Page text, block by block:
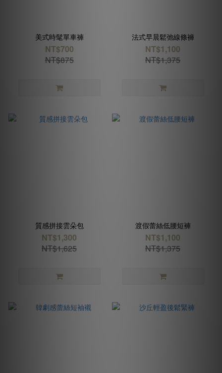
美式時髦單車褲
NT$700
NT$875
法式早晨鬆弛線條褲
NT$1,100
NT$1,375
質感拼接雲朵包
NT$1,300
NT$1,625
渡假蕾絲低腰短褲
NT$1,100
NT$1,375